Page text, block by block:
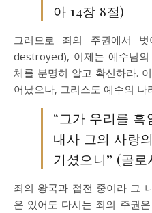
아 14장 8절)
그러므로 죄의 주권에서
destroyed), 이제는 예수님
체를 분명히 알고 확신하라.
어났으나, 그리스도 예수의 나
“그가 우리를 흑
내사 그의 사랑
기셨으니” (골로
죄의 왕국과 접전 중이라 그
은 있어도 다시는 죄의 주권